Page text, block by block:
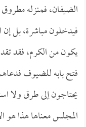
الضيفان، فمنزله
فيدخلون مباشرة، بل
يكون من الكرم، فقد
فتح بابه للضيوف
يحتاجون إلى طرق ولا
المجلس معناها هذا هو